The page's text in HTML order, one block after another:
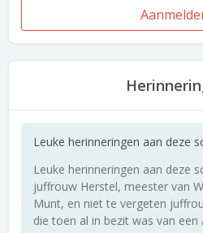
Leuke herinneringen aan deze
Leuke herinneringen aan deze
juffrouw Herstel, meester van
Munt, en niet te vergeten
die toen al in bezit was van een